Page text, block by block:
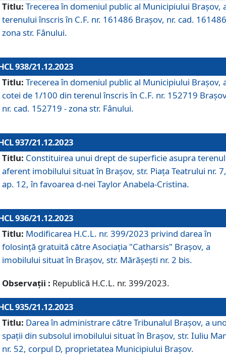
Titlu: Trecerea în domeniul public al Municipiului Braşov,
terenului înscris în C.F. nr. 161486 Brașov, nr. cad.
zona str. Fânului.
938/21.12.2023
Titlu: Trecerea în domeniul public al Municipiului Braşov,
cotei de 1/100 din terenul înscris în C.F. nr. 152719
nr. cad. 152719 - zona str. Fânului.
937/21.12.2023
Titlu: Constituirea unui drept de superficie asupra
aferent imobilului situat în Brașov, str. Piața Teatrului nr. 7,
ap. 12, în favoarea d-nei Taylor Anabela-Cristina.
936/21.12.2023
Titlu: Modificarea H.C.L. nr. 399/2023 privind darea în
folosinţă gratuită către Asociaţia "Catharsis" Brașov, a
imobilului situat în Braşov, str. Mărăşeşti nr. 2 bis.
Observații : Republică H.C.L. nr. 399/2023.
935/21.12.2023
Titlu: Darea în administrare către Tribunalul Brașov, a
spații din subsolul imobilului situat în Brașov, str. Iuliu
nr. 52, corpul D, proprietatea Municipiului Brașov.